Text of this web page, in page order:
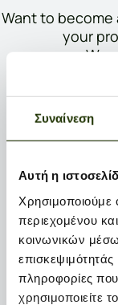
Συναίνεση
Αυτή η
Χρησιμοποιούμε
περιεχομένου
κοινωνικών
πληροφορίες
χρησιμοποιείτε
Want to become
your
We
We are
In